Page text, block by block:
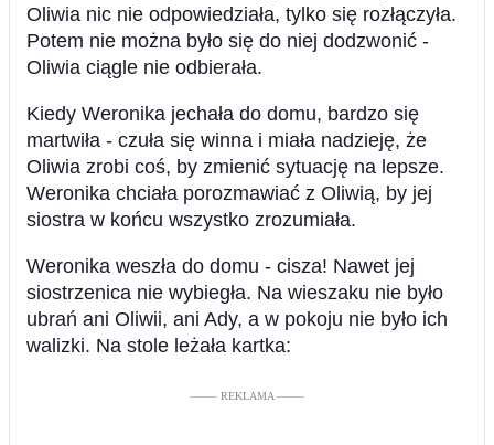
Oliwia nic nie odpowiedziała, tylko się rozłączyła.
Potem nie można było się do niej dodzwonić -
Oliwia ciągle nie odbierała.
Kiedy Weronika jechała do domu, bardzo się
martwiła - czuła się winna i miała nadzieję, że
Oliwia zrobi coś, by zmienić sytuację na lepsze.
Weronika chciała porozmawiać z Oliwią, by jej
siostra w końcu wszystko zrozumiała.
Weronika weszła do domu - cisza! Nawet jej
siostrzenica nie wybiegła. Na wieszaku nie było
ubrań ani Oliwii, ani Ady, a w pokoju nie było ich
walizki. Na stole leżała kartka:
––––– REKLAMA –––––